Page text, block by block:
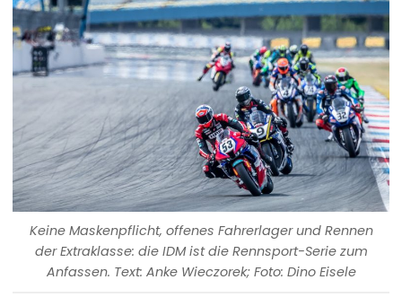
Keine Maskenpflicht, offenes Fahrerlager und Rennen
der Extraklasse: die IDM ist die Rennsport-Serie zum
Anfassen. Text: Anke Wieczorek; Foto: Dino Eisele